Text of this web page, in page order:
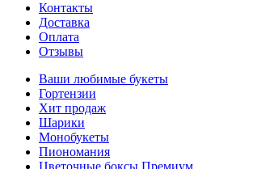
Контакты
Доставка
Оплата
Отзывы
Ваши любимые букеты
Гортензии
Хит продаж
Шарики
Монобукеты
Пиономания
Цветочные боксы Премиум